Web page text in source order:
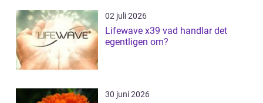
02 juli 2026
Lifewave x39 vad handlar det
egentligen om?
30 juni 2026